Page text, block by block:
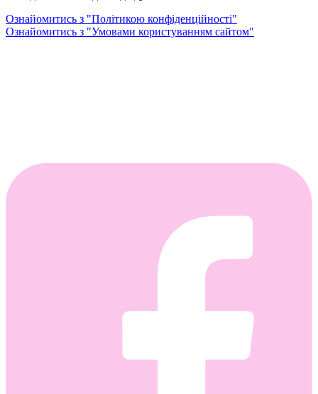
Ознайомитись з "Політикою конфіденційності"
Ознайомитись з "Умовами користуванням сайтом"